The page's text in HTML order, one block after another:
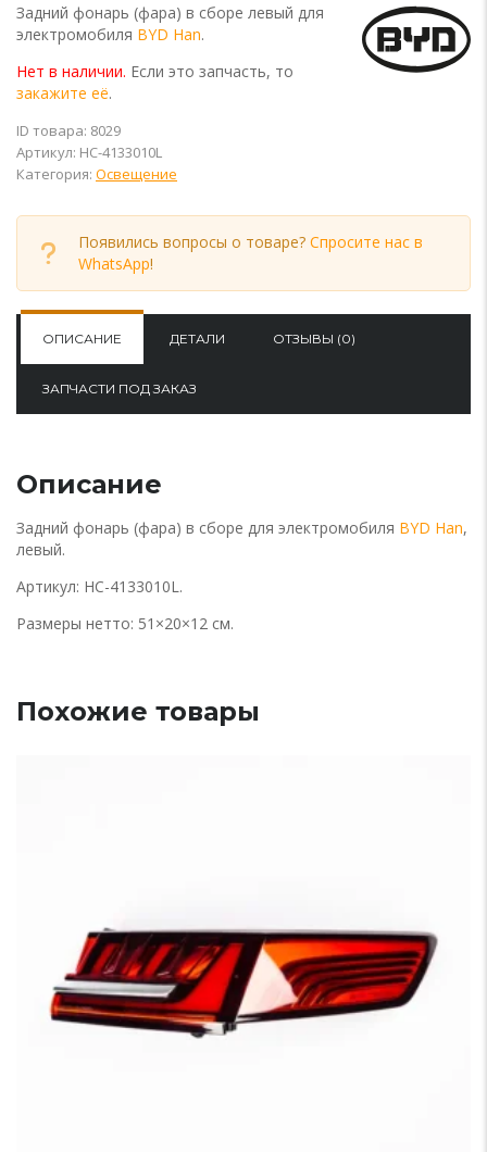
Задний фонарь (фара) в сборе левый для
электромобиля BYD Han.
Нет в наличии. Если это запчасть, то
закажите её.
ID товара: 8029
Артикул: HC-4133010L
Категория: Освещение
Появились вопросы о товаре? Спросите нас в
WhatsApp!
ОПИСАНИЕ ДЕТАЛИ ОТЗЫВЫ (0)
ЗАПЧАСТИ ПОД ЗАКАЗ
Описание
Задний фонарь (фара) в сборе для электромобиля BYD Han,
левый.
Артикул: HC-4133010L.
Размеры нетто: 51×20×12 см.
Похожие товары